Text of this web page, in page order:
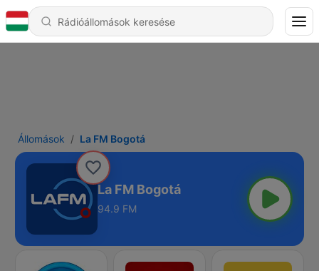
Állomások La FM Bogotá
La FM Bogotá
94.9 FM